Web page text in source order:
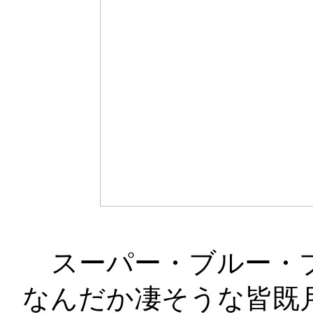
スーパー・ブルー・
なんだか凄そうな皆既